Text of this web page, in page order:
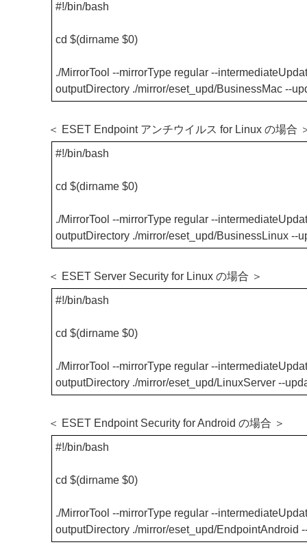
#!/bin/bash
cd $(dirname $0)
./MirrorTool --mirrorType regular --
outputDirectory ./mirror/eset_upd/BusinessMac --
＜ ESET Endpoint アンチウイルス for Linux の場合
#!/bin/bash
cd $(dirname $0)
./MirrorTool --mirrorType regular --
outputDirectory ./mirror/eset_upd/BusinessLinux --
＜ ESET Server Security for Linux の場合 ＞
#!/bin/bash
cd $(dirname $0)
./MirrorTool --mirrorType regular --
outputDirectory ./mirror/eset_upd/LinuxServer --
＜ ESET Endpoint Security for Android の場合 ＞
#!/bin/bash
cd $(dirname $0)
./MirrorTool --mirrorType regular --
outputDirectory ./mirror/eset_upd/EndpointAndroid